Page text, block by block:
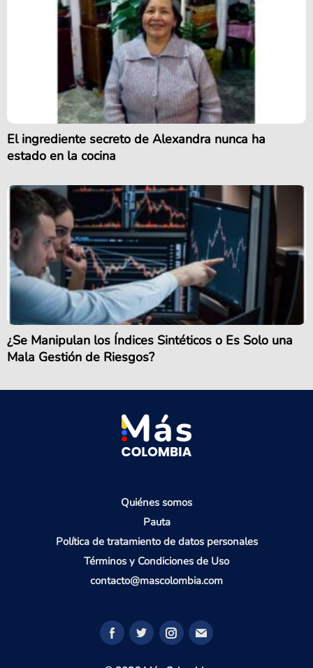
El ingrediente secreto de Alexandra nunca ha
estado en la cocina
¿Se Manipulan los Índices Sintéticos o Es Solo una
Mala Gestión de Riesgos?
Quiénes somos
Pauta
Política de tratamiento de datos personales
Términos y Condiciones de Uso
contacto@mascolombia.com